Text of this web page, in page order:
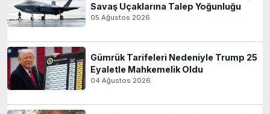
Savaş Uçaklarına Talep Yoğunluğu
05 Ağustos 2026
Gümrük Tarifeleri Nedeniyle Trump 25
Eyaletle Mahkemelik Oldu
04 Ağustos 2026